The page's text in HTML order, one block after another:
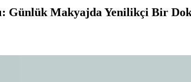
Günlük Makyajda Yenilikçi Bir